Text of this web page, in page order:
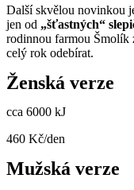
Další skvělou novinkou
jen od „šťastných“
rodinnou farmou Šmolík
celý rok odebírat.
Ženská verze
cca 6000 kJ
460 Kč/den
Mužská verze